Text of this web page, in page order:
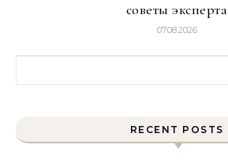
советы эксперта
07.08.2026
RECENT POSTS